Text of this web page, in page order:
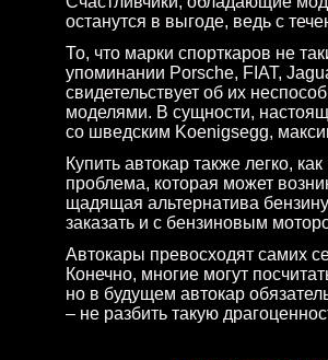
останутся в выгоде, ведь с
То, что марки спорткаров не
упоминании Porsche, FIAT,
свидетельствует об их
моделями. В сущности,
со шведским Koenigsegg,
Купить автокар также легко,
проблема, которая может
щадящая альтернатива
заказать и с бензиновым
Автокары превосходят самих
Конечно, многие могут
но в будущем автокар
– не разбить такую